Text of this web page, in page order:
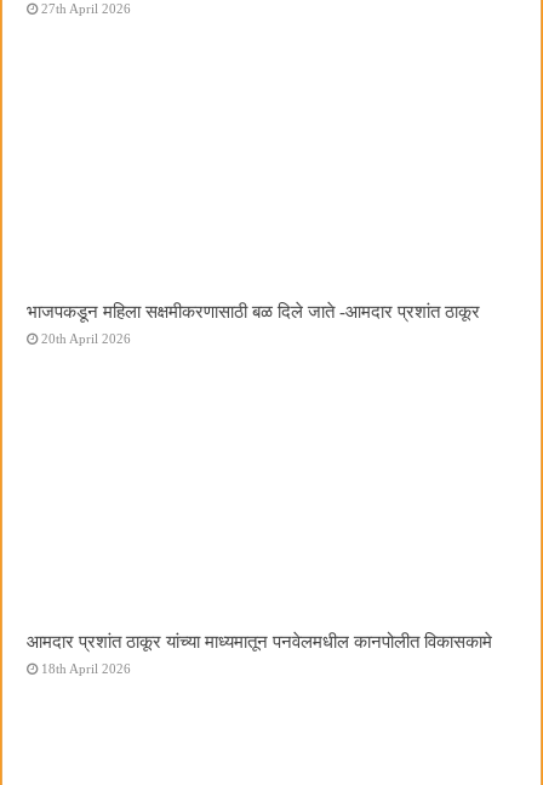
27th April 2026
भाजपकडून महिला सक्षमीकरणासाठी बळ दिले जाते -आमदार प्रशांत ठाकूर
20th April 2026
आमदार प्रशांत ठाकूर यांच्या माध्यमातून पनवेलमधील कानपोलीत विकासकामे
18th April 2026